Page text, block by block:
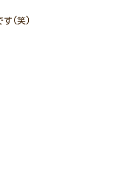
す(笑)